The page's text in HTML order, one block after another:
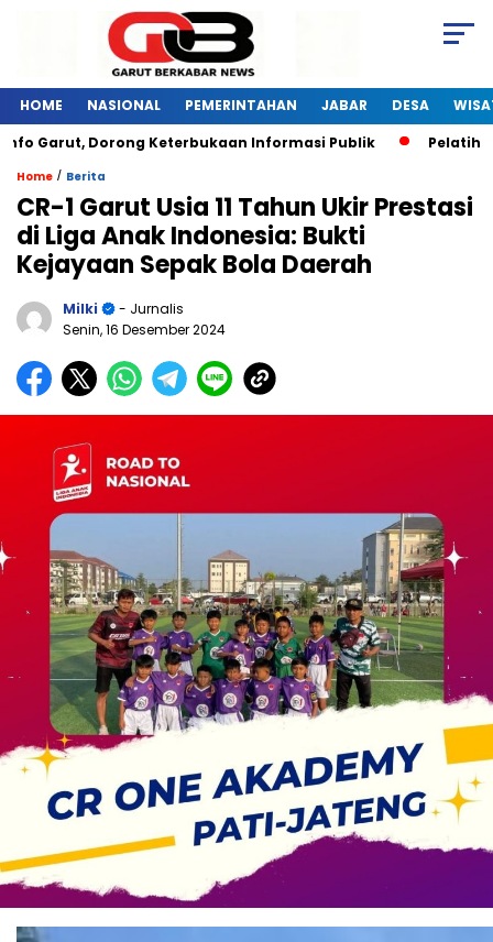
HOME NASIONAL PEMERINTAHAN JABAR DESA
Keterbukaan Informasi Publik
Pelatihan Digital
Home / Berita
CR-1 Garut Usia 11 Tahun Ukir Prestasi
di Liga Anak Indonesia: Bukti
Kejayaan Sepak Bola Daerah
Milki
- Jurnalis
Senin, 16 Desember 2024